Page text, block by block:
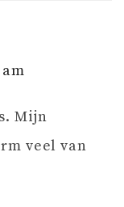
Mijn
veel van